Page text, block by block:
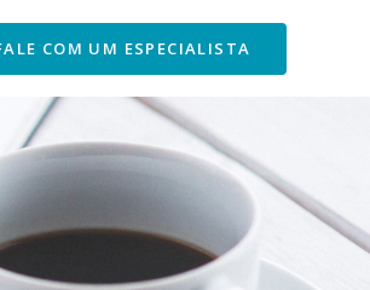
COM UM ESPECIALISTA